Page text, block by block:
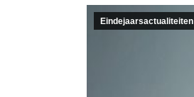
Eindejaarsactualiteiten